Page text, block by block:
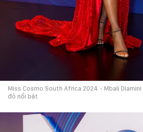
Miss Cosmo South Africa 2024 - Mbali
đỏ nổi bật